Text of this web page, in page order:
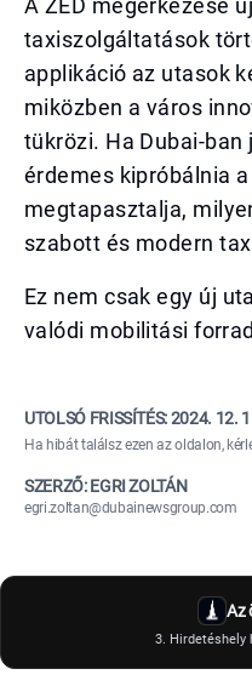
A ZED megérkezése
taxiszolgáltatások
applikáció az utasok
miközben a város
tükrözi. Ha Dubai-ban
érdemes kipróbálnia a
megtapasztalja,
szabott és modern
Ez nem csak egy új
valódi mobilitási
UTOLSÓ FRISSÍTÉS:2024. 12.
Ha hibát találsz ezen az oldalon,
SZERZŐ: EGRI ZOLTÁN
egri.zoltan@dubainewsgroup.com
Az
3. Hirdetéshely